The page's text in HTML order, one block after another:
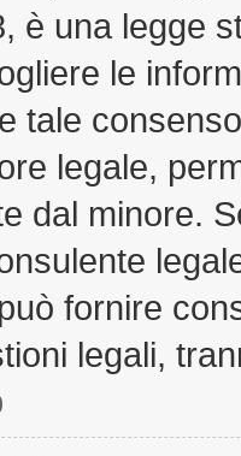
è una legge
le
tale
legale,
dal minore.
fornire
legali,